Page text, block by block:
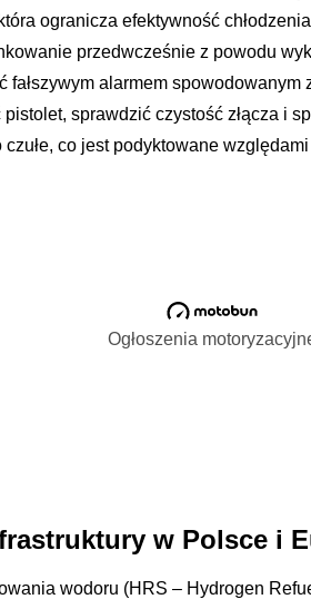
ogranicza efektywność
przedwcześnie z powodu
fałszywym alarmem spowodowanym
sprawdzić czystość złącza i
co jest podyktowane
Ogłoszenia
w Polsce i
wodoru (HRS – Hydrogen